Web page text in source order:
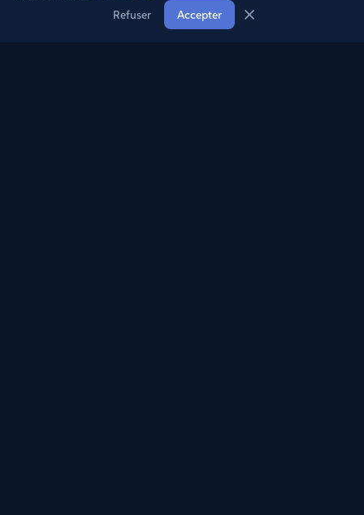
Refuser
Accepter